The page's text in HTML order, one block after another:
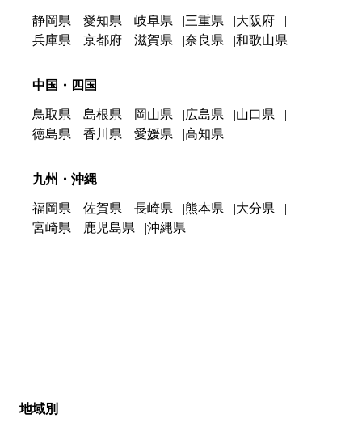
静岡県 愛知県 岐阜県 三重県
大阪府
兵庫県
京都府 滋賀県 奈良県 和歌山県
中国・四国
鳥取県 島根県 岡山県 広島県
山口県
徳島県
香川県 愛媛県 高知県
九州・沖縄
福岡県 佐賀県 長崎県 熊本県
大分県
宮崎県
鹿児島県 沖縄県
地域別